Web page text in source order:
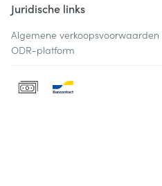
Juridische links
Algemene verkoopsvoorwaarden
ODR-platform